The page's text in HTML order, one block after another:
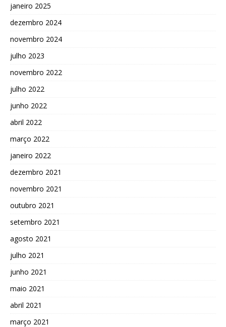
janeiro 2025
dezembro 2024
novembro 2024
julho 2023
novembro 2022
julho 2022
junho 2022
abril 2022
março 2022
janeiro 2022
dezembro 2021
novembro 2021
outubro 2021
setembro 2021
agosto 2021
julho 2021
junho 2021
maio 2021
abril 2021
março 2021